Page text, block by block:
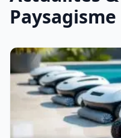
Paysagisme